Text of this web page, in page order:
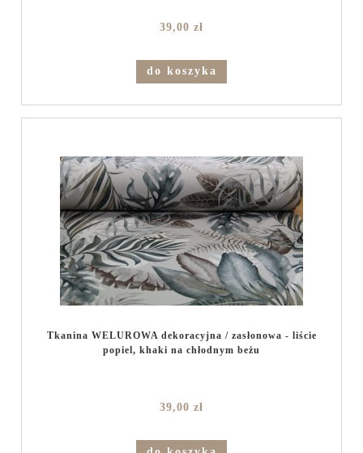
39,00 zł
do koszyka
Tkanina WELUROWA dekoracyjna / zasłonowa - liście
popiel, khaki na chłodnym beżu
39,00 zł